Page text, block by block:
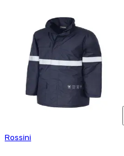
Rossini